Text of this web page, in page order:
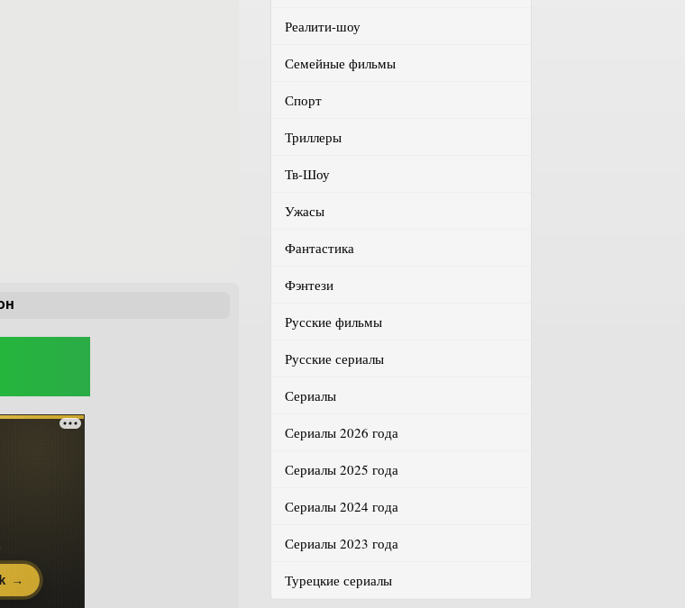
Реалити-шоу
Семейные фильмы
Спорт
Триллеры
Тв-Шоу
Ужасы
Фантастика
Фэнтези
Русские фильмы
Русские сериалы
Сериалы
Сериалы 2026 года
Сериалы 2025 года
Сериалы 2024 года
Сериалы 2023 года
Турецкие сериалы